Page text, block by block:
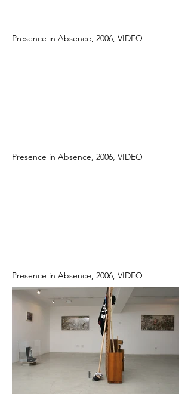
Presence in Absence, 2006, VIDEO
Presence in Absence, 2006, VIDEO
Presence in Absence, 2006, VIDEO